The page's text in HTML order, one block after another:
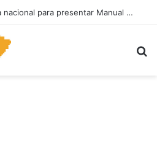
COANIQUEM inicia gira nacional para presentar Manual de Quemaduras a profesionales de la salud